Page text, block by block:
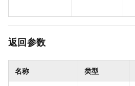
返回参数
名称 类型